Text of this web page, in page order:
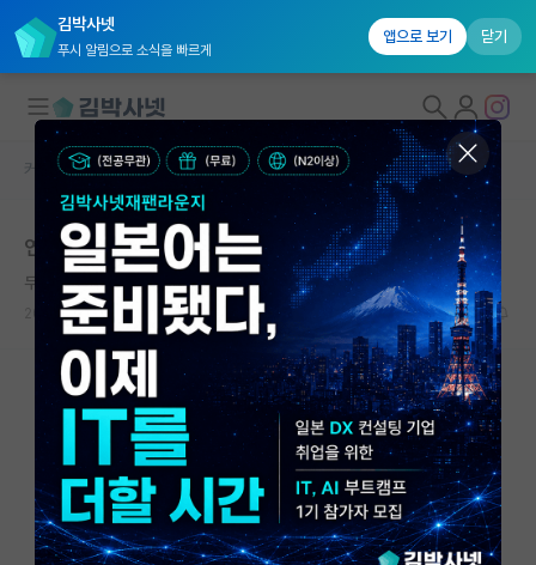
김박사넷
푸시 알림으로 소식을 빠르게
앱으로 보기 닫기
대학원생 모집
국내대학원 정보
연구실&오픈랩
커뮤니티
커뮤니티 홈
전체글보기
베스트 게시판
IF 명예의전당
커뮤니티 홈 자유 게시판(아무개랩)
연그실 동료
무기력한 피보나치
2024.08.30 1 1168